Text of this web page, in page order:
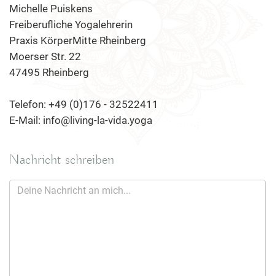
Michelle Puiskens
Freiberufliche Yogalehrerin
Praxis KörperMitte Rheinberg
Moerser Str. 22
47495 Rheinberg
Telefon: +49 (0)176 - 32522411
E-Mail: info@living-la-vida.yoga
Nachricht schreiben